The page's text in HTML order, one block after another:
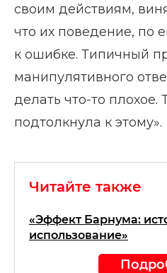
своим действиям,
что их поведение, по
к ошибке. Типичный
манипулятивного
делать что-то плохое.
подтолкнула к этому».
Читайте также
«Эффект Барнума:
использование»